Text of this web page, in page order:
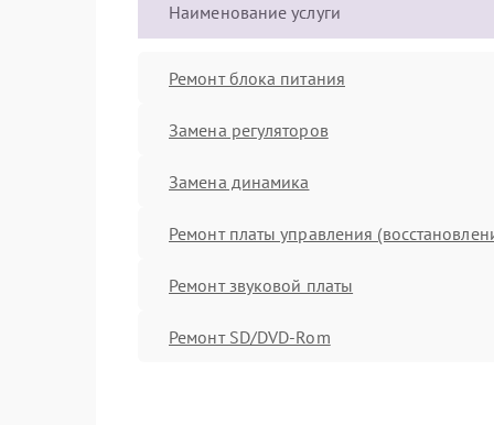
Наименование услуги
Ремонт блока питания
Замена регуляторов
Замена динамика
Ремонт платы управления
Ремонт звуковой платы
Ремонт SD/DVD-Rom